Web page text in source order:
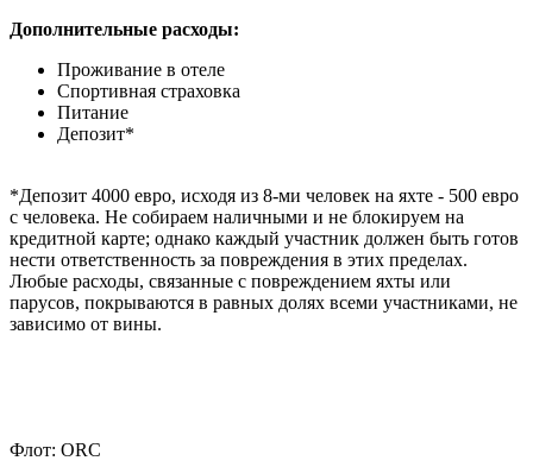
Дополнительные расходы:
Проживание в отеле
Спортивная страховка
Питание
Депозит*
*Депозит 4000 евро, исходя из 8-ми человек на яхте - 500 евро
с человека. Не собираем наличными и не блокируем на
кредитной карте; однако каждый участник должен быть готов
нести ответственность за повреждения в этих пределах.
Любые расходы, связанные с повреждением яхты или
парусов, покрываются в равных долях всеми участниками, не
зависимо от вины.
Флот: ORC